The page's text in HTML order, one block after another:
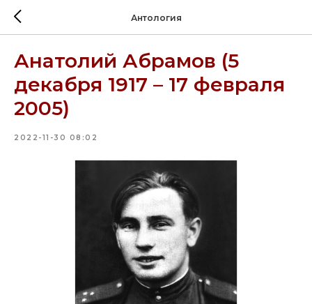
Антология
Анатолий Абрамов (5
декабря 1917 – 17 февраля
2005)
2022-11-30 08:02